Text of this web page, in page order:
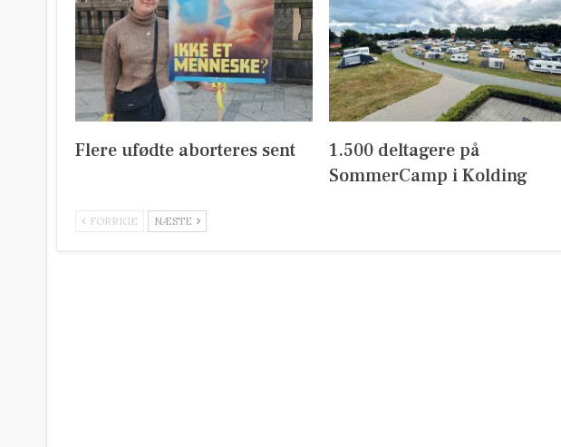
Flere ufødte aborteres sent
1.500 deltagere på
SommerCamp i Kolding
FORRIGE NÆSTE